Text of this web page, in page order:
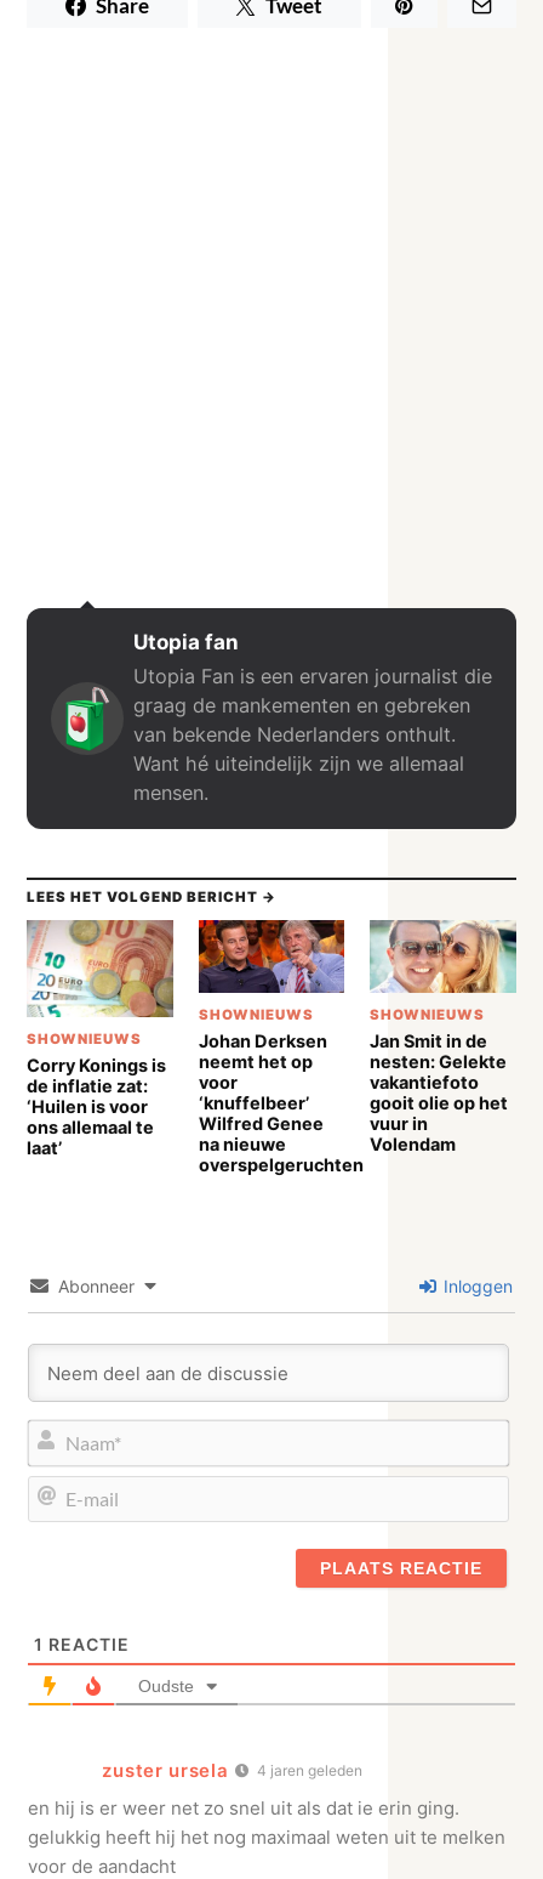
Share Tweet
Utopia fan
Utopia Fan is een ervaren journalist die
graag de mankementen en gebreken
van bekende Nederlanders onthult.
Want hé uiteindelijk zijn we allemaal
mensen.
LEES HET VOLGEND BERICHT →
SHOWNIEUWS
Corry Konings is
de inflatie zat:
‘Huilen is voor
ons allemaal te
laat’
SHOWNIEUWS
Johan Derksen
neemt het op
voor
‘knuffelbeer’
Wilfred Genee
na nieuwe
overspelgeruchten
SHOWNIEUWS
Jan Smit in de
nesten: Gelekte
vakantiefoto
gooit olie op het
vuur in
Volendam
Abonneer Inloggen
1 REACTIE
Oudste
zuster ursela 4 jaren geleden
en hij is er weer net zo snel uit als dat ie erin ging.
gelukkig heeft hij het nog maximaal weten uit te melken
voor de aandacht